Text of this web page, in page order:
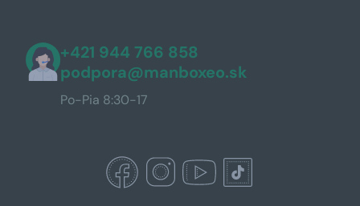
+421 944 766 858
podpora@manboxeo.sk
Po-Pia 8:30-17